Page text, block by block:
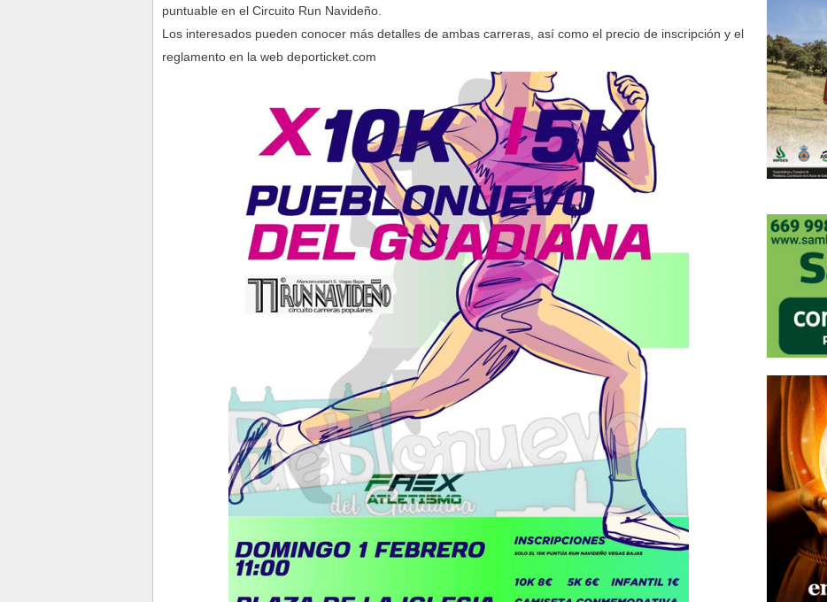
puntuable en el Circuito Run Navideño.
Los interesados pueden conocer más detalles de ambas carreras, así como el precio de inscripción y el
reglamento en la web deporticket.com